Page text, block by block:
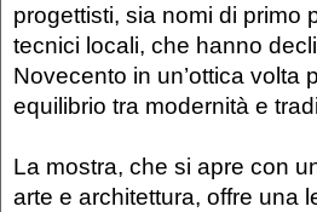
progettisti, sia nomi di primo
tecnici locali, che hanno
Novecento in un’ottica volta
equilibrio tra modernità e
La mostra, che si apre con
arte e architettura, offre una